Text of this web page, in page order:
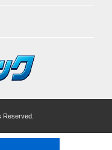
Reserved.